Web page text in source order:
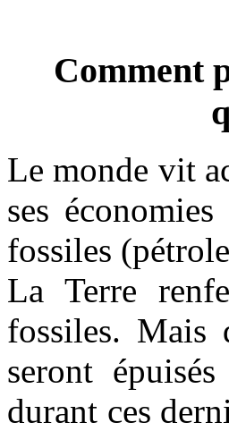
Comment
Le monde vit
ses
fossiles
La Terre
fossiles. Mais
seront
durant ces